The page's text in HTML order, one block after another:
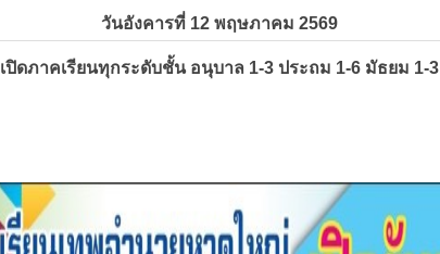
วันอังคารที่ 12 พฤษภาคม 2569
เปิดภาคเรียนทุกระดับชั้น อนุบาล 1-3 ประถม 1-6 มัธยม 1-3